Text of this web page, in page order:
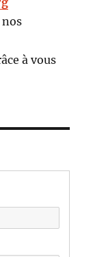
à vous